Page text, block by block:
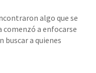
algo que se
a enfocarse
buscar a quienes